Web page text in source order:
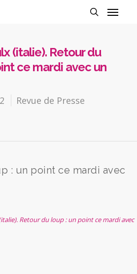
(italie). Retour du
ce mardi avec un
Revue de Presse
: un point ce mardi avec
Retour du loup : un point ce mardi avec